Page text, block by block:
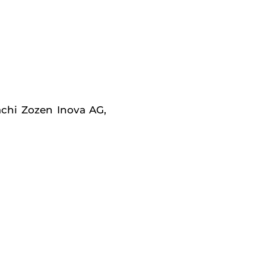
Zozen Inova AG,